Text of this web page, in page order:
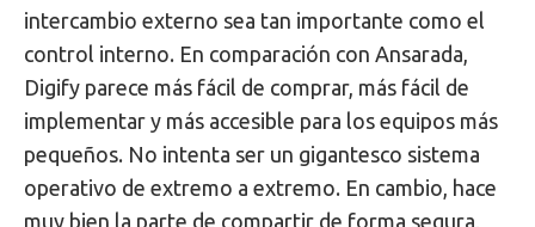
intercambio externo sea tan importante como el
control interno. En comparación con Ansarada,
Digify parece más fácil de comprar, más fácil de
implementar y más accesible para los equipos más
pequeños. No intenta ser un gigantesco sistema
operativo de extremo a extremo. En cambio, hace
muy bien la parte de compartir de forma segura,